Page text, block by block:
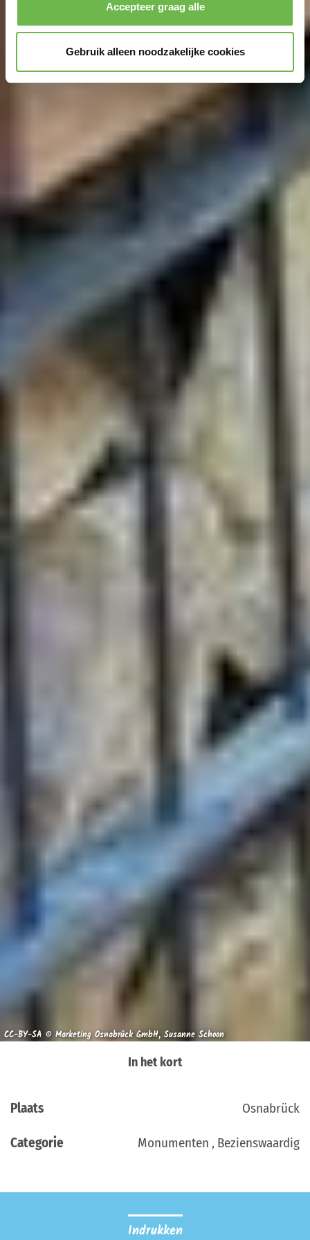
Accepteer graag alle
Gebruik alleen noodzakelijke cookies
CC-BY-SA © Marketing Osnabrück GmbH, Susanne Schoon
In het kort
Plaats Osnabrück
Categorie Monumenten , Bezienswaardig
Indrukken